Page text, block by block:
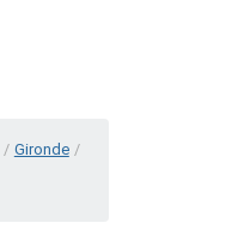
/ Gironde /